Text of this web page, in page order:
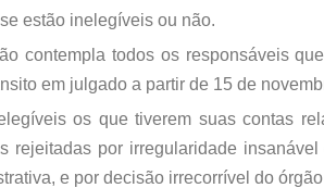
estão inelegíveis ou não.
contempla todos os responsáveis
em julgado a partir de 15 de
os que tiverem suas contas
rejeitadas por irregularidade
e por decisão irrecorrível do